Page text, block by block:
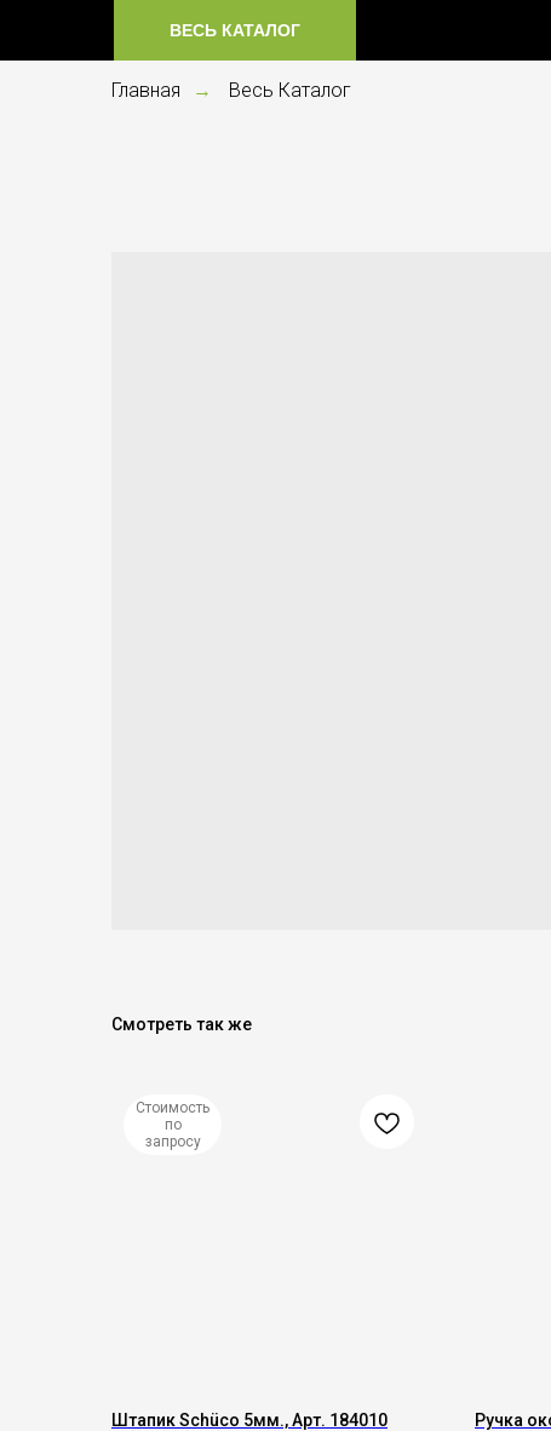
ВЕСЬ КАТАЛОГ
Главная → Весь Каталог
Смотреть так же
Стоимость
по
запросу
Штапик Schüco 5мм., Арт. 184010
Ручка